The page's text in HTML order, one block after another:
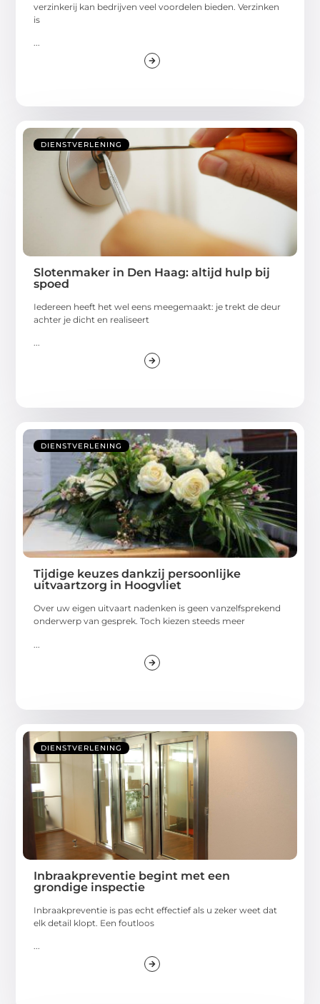
verzinkerij kan bedrijven veel voordelen bieden. Verzinken
is
...
DIENSTVERLENING
Slotenmaker in Den Haag: altijd hulp bij
spoed
Iedereen heeft het wel eens meegemaakt: je trekt de deur
achter je dicht en realiseert
...
DIENSTVERLENING
Tijdige keuzes dankzij persoonlijke
uitvaartzorg in Hoogvliet
Over uw eigen uitvaart nadenken is geen vanzelfsprekend
onderwerp van gesprek. Toch kiezen steeds meer
DIENSTVERLENING
Inbraakpreventie begint met een
grondige inspectie
Inbraakpreventie is pas echt effectief als u zeker weet dat
elk detail klopt. Een foutloos
...